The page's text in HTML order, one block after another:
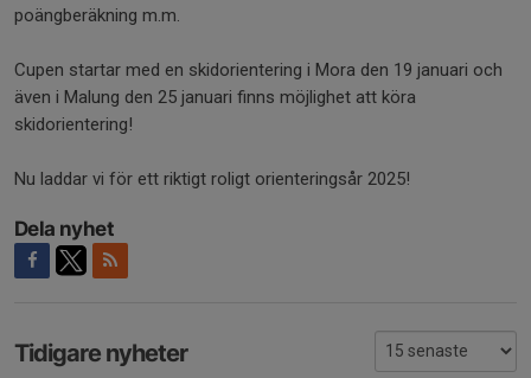
poängberäkning m.m.
Cupen startar med en skidorientering i Mora den 19 januari och
även i Malung den 25 januari finns möjlighet att köra
skidorientering!
Nu laddar vi för ett riktigt roligt orienteringsår 2025!
Dela nyhet
Tidigare nyheter